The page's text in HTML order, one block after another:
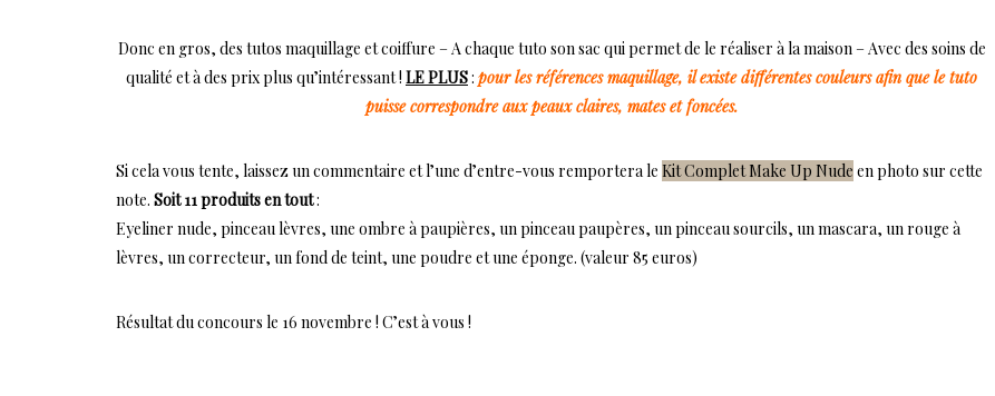
Donc en gros, des tutos maquillage et coiffure – A chaque tuto son sac qui permet de le réaliser à la maison – Avec des soins de
qualité et à des prix plus qu’intéressant ! LE PLUS: pour les références maquillage, il existe différentes couleurs afin que le tuto
puisse correspondre aux peaux claires, mates et foncées.
Si cela vous tente, laissez un commentaire et l’une d’entre-vous remportera le Kit Complet Make Up Nude en photo sur cette
note. Soit 11 produits en tout:
Eyeliner nude, pinceau lèvres, une ombre à paupières, un pinceau paupères, un pinceau sourcils, un mascara, un rouge à
lèvres, un correcteur, un fond de teint, une poudre et une éponge. (valeur 85 euros)
Résultat du concours le 16 novembre ! C’est à vous !